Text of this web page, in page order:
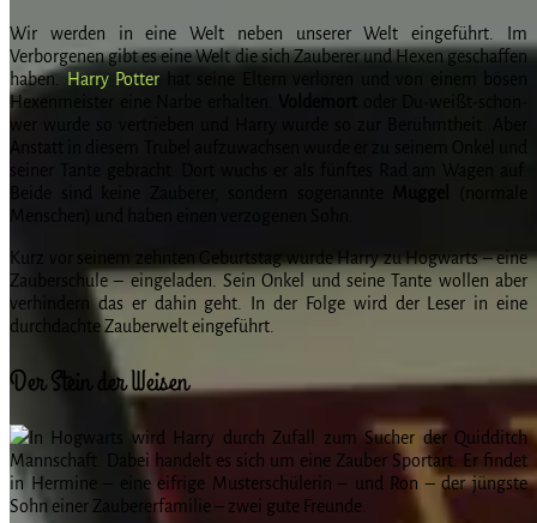
Wir werden in eine Welt neben unserer Welt eingeführt. Im
Verborgenen gibt es eine Welt die sich Zauberer und Hexen geschaffen
haben.
Harry Potter
Hexenmeister eine Narbe erhalten.
wer wurde so vertrieben und Harry wurde so zur Berühmtheit. Aber
Menschen) und haben einen verzogenen Sohn.
Kurz vor seinem zehnten Geburtstag wurde Harry zu Hogwarts – eine
Zauberschule – eingeladen. Sein Onkel und seine Tante wollen aber
verhindern das er dahin geht. In der Folge wird der Leser in eine
durchdachte Zauberwelt eingeführt.
Der Stein der Weisen
In Hogwarts wird Harry durch Zufall zum Sucher der Quidditch
Mannschaft. Dabei handelt es sich um eine Zauber Sportart. Er findet
in Hermine – eine eifrige Musterschülerin – und Ron – der jüngste
Sohn einer Zaubererfamilie – zwei gute Freunde.